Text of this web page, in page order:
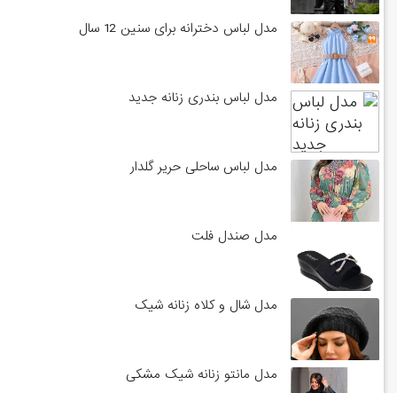
مدل لباس دخترانه برای سنین 12 سال
مدل لباس بندری زنانه جدید
مدل لباس ساحلی حریر گلدار
مدل صندل فلت
مدل شال و کلاه زنانه شیک
مدل مانتو زنانه شیک مشکی